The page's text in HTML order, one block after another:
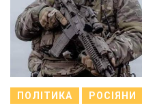
ПОЛІТИКА РОСІЯНИ